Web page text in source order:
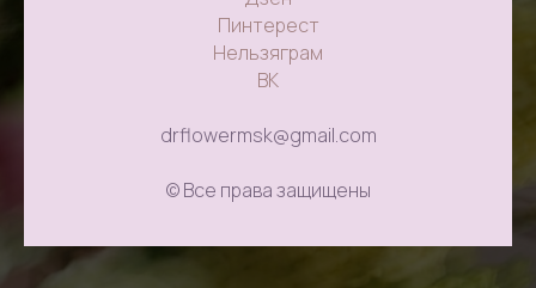
Пинтерест
Нельзяграм
ВК
drflowermsk@gmail.com
© Все права защищены